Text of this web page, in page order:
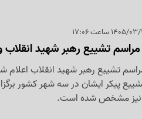
تشییع رهبر شهید
تشییع رهبر شهید انقلاب اعلام
پیکر ایشان در سه شهر کشور
نیز مشخص شده است.